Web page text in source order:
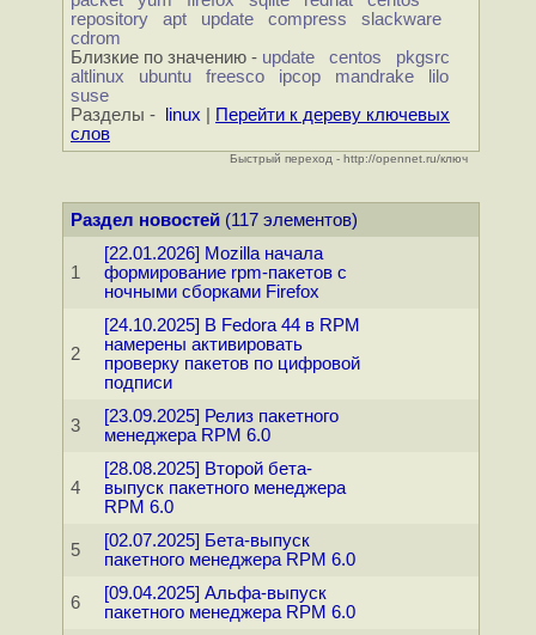
repository
apt update compress
slackware
cdrom
Близкие по значению - update centos
pkgsrc
altlinux
ubuntu freesco ipcop mandrake
lilo
suse
Разделы -
linux
Перейти к дереву ключевых
слов
Быстрый переход - http://opennet.ru/ключ
Раздел новостей (117 элементов)
1
[22.01.2026] Mozilla начала
формирование rpm-пакетов с
ночными сборками Firefox
2
[24.10.2025] В Fedora 44 в RPM
намерены активировать
проверку пакетов по цифровой
подписи
3
[23.09.2025] Релиз пакетного
менеджера RPM 6.0
4
[28.08.2025] Второй бета-
выпуск пакетного менеджера
RPM 6.0
5
[02.07.2025] Бета-выпуск
пакетного менеджера RPM 6.0
6
[09.04.2025] Альфа-выпуск
пакетного менеджера RPM 6.0